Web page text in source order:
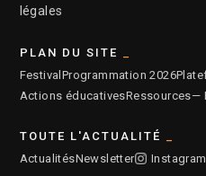
légales
PLAN DU SITE
Festival Programmation 2026
Actions éducativesRessources—
TOUTE L'ACTUALITÉ
ActualitésNewsletter Instagram